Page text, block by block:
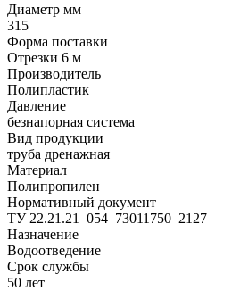
Диаметр мм
315
Форма поставки
Отрезки 6 м
Производитель
Полипластик
Давление
безнапорная система
Вид продукции
труба дренажная
Материал
Полипропилен
Нормативный документ
ТУ 22.21.21–054–73011750–2127
Назначение
Водоотведение
Срок службы
50 лет